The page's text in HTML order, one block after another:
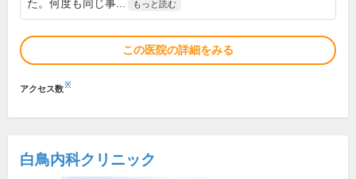
た。何度も同じ事...
もっと読む
この医院の詳細をみる
アクセス数※
白鳥内科クリニック